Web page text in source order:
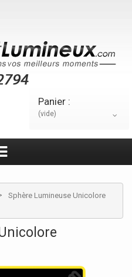
Panier :
(vide)
Sphère Lumineuse Unicolore